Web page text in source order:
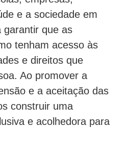
e a sociedade em
garantir que as
tenham acesso às
e direitos que
Ao promover a
e a aceitação das
construir uma
e acolhedora para